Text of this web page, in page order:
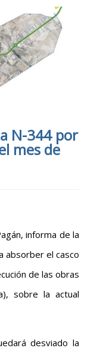
N-344 por
mes de
informa de la
absorber el casco
de las obras
sobre la actual
desviado la